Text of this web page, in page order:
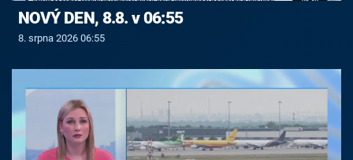
NOVÝ DEN, 8.8. v 06:55
8. srpna 2026 06:55